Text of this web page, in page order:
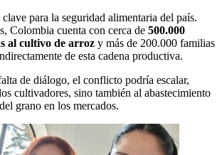
para la seguridad alimentaria del país.
Colombia cuenta con cerca de 500.000
al cultivo de arroz y más de 200.000 familias
de esta cadena productiva.
de diálogo, el conflicto podría escalar,
cultivadores, sino también al abastecimiento
grano en los mercados.